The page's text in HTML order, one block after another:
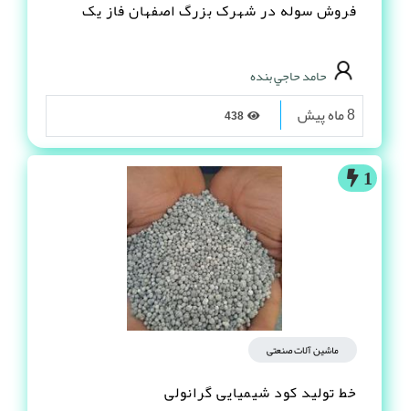
فروش سوله در شهرک بزرگ اصفهان فاز یک
حامد حاجي بنده
8 ماه پیش
1
ماشین آلات صنعتی
خط تولید کود شیمیایی گرانولی